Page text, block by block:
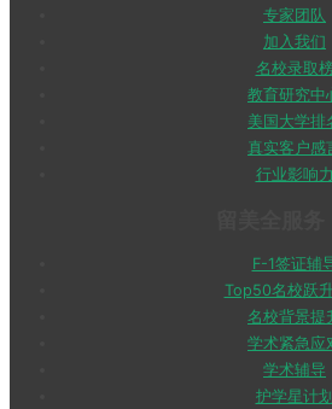
专家团队
加入我们
名校录取
教育研究中
美国大学排
真实客户感
行业影响力
F-1签证辅
Top50名校跃
名校背景提
学术紧急应
学术辅导
护学星计划